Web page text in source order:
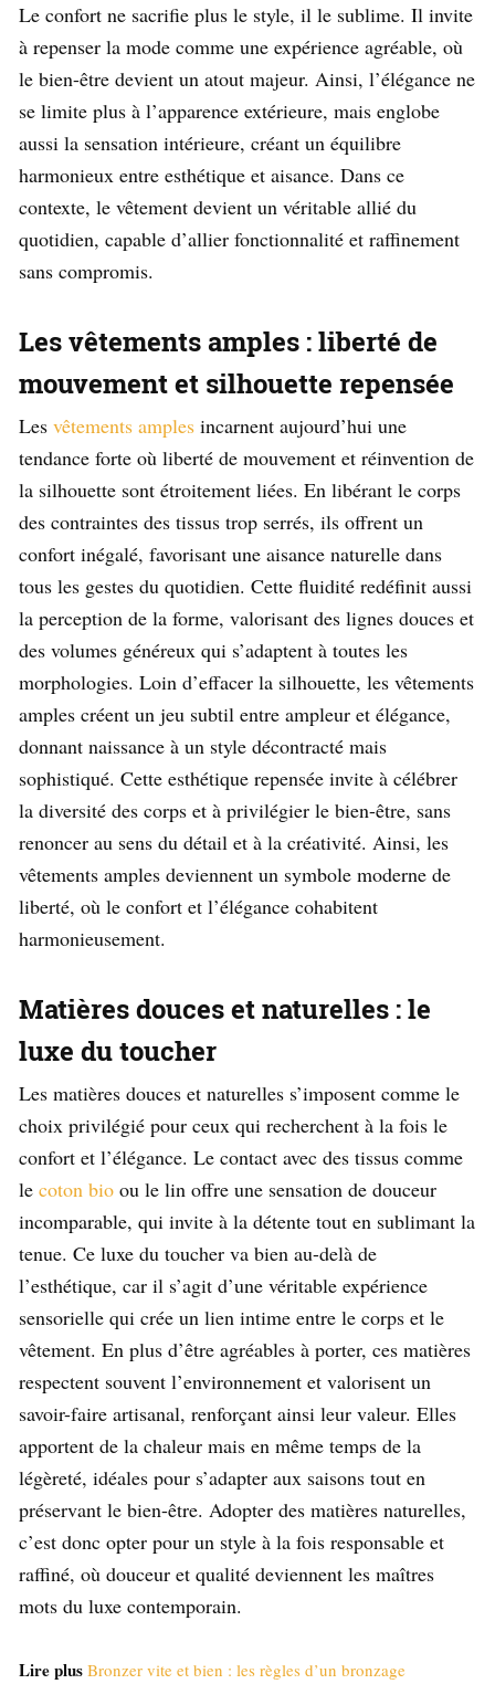
Le confort ne sacrifie plus le style, il le sublime. Il invite
à repenser la mode comme une expérience agréable, où
le bien-être devient un atout majeur. Ainsi, l’élégance ne
se limite plus à l’apparence extérieure, mais englobe
aussi la sensation intérieure, créant un équilibre
harmonieux entre esthétique et aisance. Dans ce
contexte, le vêtement devient un véritable allié du
quotidien, capable d’allier fonctionnalité et raffinement
sans compromis.
Les vêtements amples : liberté de
mouvement et silhouette repensée
Les vêtements amples incarnent aujourd’hui une
tendance forte où liberté de mouvement et réinvention de
la silhouette sont étroitement liées. En libérant le corps
des contraintes des tissus trop serrés, ils offrent un
confort inégalé, favorisant une aisance naturelle dans
tous les gestes du quotidien. Cette fluidité redéfinit aussi
la perception de la forme, valorisant des lignes douces et
des volumes généreux qui s’adaptent à toutes les
morphologies. Loin d’effacer la silhouette, les vêtements
amples créent un jeu subtil entre ampleur et élégance,
donnant naissance à un style décontracté mais
sophistiqué. Cette esthétique repensée invite à célébrer
la diversité des corps et à privilégier le bien-être, sans
renoncer au sens du détail et à la créativité. Ainsi, les
vêtements amples deviennent un symbole moderne de
liberté, où le confort et l’élégance cohabitent
harmonieusement.
Matières douces et naturelles : le
luxe du toucher
Les matières douces et naturelles s’imposent comme le
choix privilégié pour ceux qui recherchent à la fois le
confort et l’élégance. Le contact avec des tissus comme
le coton bio ou le lin offre une sensation de douceur
incomparable, qui invite à la détente tout en sublimant la
tenue. Ce luxe du toucher va bien au-delà de
l’esthétique, car il s’agit d’une véritable expérience
sensorielle qui crée un lien intime entre le corps et le
vêtement. En plus d’être agréables à porter, ces matières
respectent souvent l’environnement et valorisent un
savoir-faire artisanal, renforçant ainsi leur valeur. Elles
apportent de la chaleur mais en même temps de la
légèreté, idéales pour s’adapter aux saisons tout en
préservant le bien-être. Adopter des matières naturelles,
c’est donc opter pour un style à la fois responsable et
raffiné, où douceur et qualité deviennent les maîtres
mots du luxe contemporain.
Lire plus Bronzer vite et bien : les règles d’un bronzage